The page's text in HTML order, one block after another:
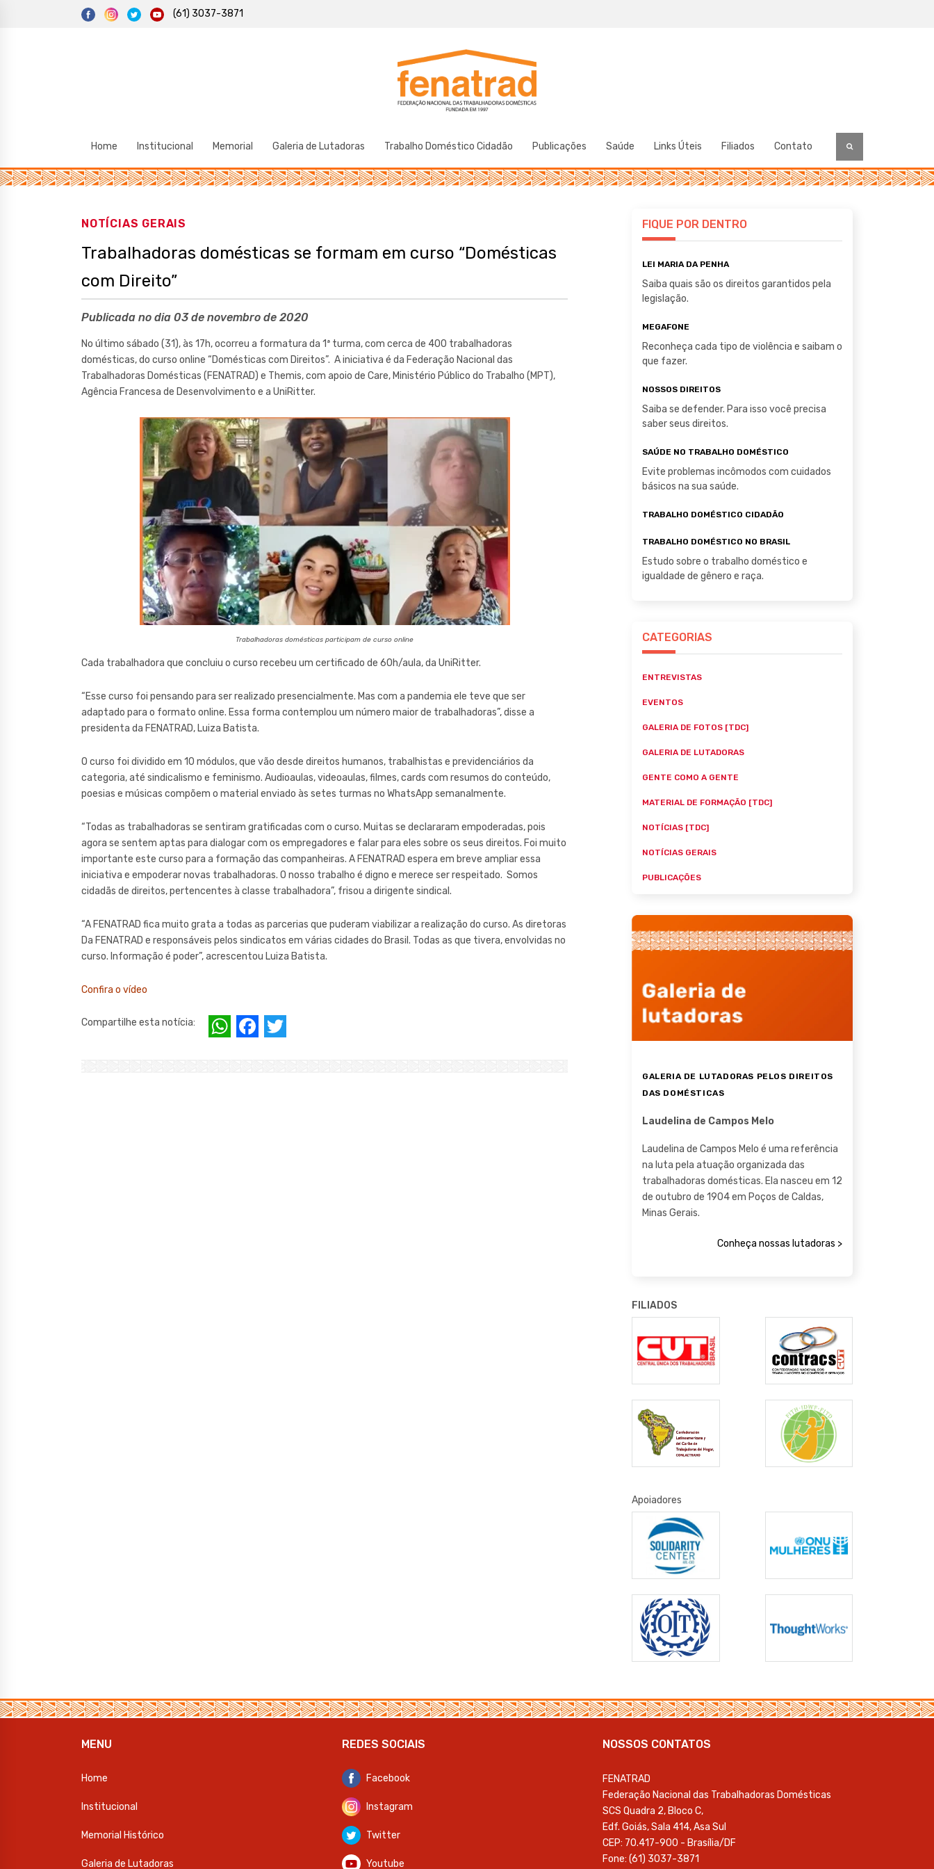
(61) 3037-3871
Fenatrad
Federação Nacional das Trabalhadoras Domésticas
Home Institucional Memorial Galeria de Lutadoras Trabalho Doméstico Cidadão Publicações Saúde Links Úteis Filiados Contato
NOTÍCIAS GERAIS
Trabalhadoras domésticas se formam em curso “Domésticas
com Direito”
Publicada no dia 03 de novembro de 2020
No último sábado (31), às 17h, ocorreu a formatura da 1ª turma, com cerca de 400 trabalhadoras
domésticas, do curso online “Domésticas com Direitos”. A iniciativa é da Federação Nacional das
Trabalhadoras Domésticas (FENATRAD) e Themis, com apoio de Care, Ministério Público do Trabalho (MPT),
Agência Francesa de Desenvolvimento e a UniRitter.
Trabalhadoras domésticas participam de curso online
Cada trabalhadora que concluiu o curso recebeu um certificado de 60h/aula, da UniRitter.
“Esse curso foi pensando para ser realizado presencialmente. Mas com a pandemia ele teve que ser
adaptado para o formato online. Essa forma contemplou um número maior de trabalhadoras”, disse a
presidenta da FENATRAD, Luiza Batista.
O curso foi dividido em 10 módulos, que vão desde direitos humanos, trabalhistas e previdenciários da
categoria, até sindicalismo e feminismo. Audioaulas, videoaulas, filmes, cards com resumos do conteúdo,
poesias e músicas compõem o material enviado às setes turmas no WhatsApp semanalmente.
“Todas as trabalhadoras se sentiram gratificadas com o curso. Muitas se declararam empoderadas, pois
agora se sentem aptas para dialogar com os empregadores e falar para eles sobre os seus direitos. Foi muito
importante este curso para a formação das companheiras. A FENATRAD espera em breve ampliar essa
iniciativa e empoderar novas trabalhadoras. O nosso trabalho é digno e merece ser respeitado. Somos
cidadãs de direitos, pertencentes à classe trabalhadora”, frisou a dirigente sindical.
“A FENATRAD fica muito grata a todas as parcerias que puderam viabilizar a realização do curso. As diretoras
Da FENATRAD e responsáveis pelos sindicatos em várias cidades do Brasil. Todas as que tivera, envolvidas no
curso. Informação é poder”, acrescentou Luiza Batista.
Confira o vídeo
Compartilhe esta notícia:
W
F
FIQUE POR DENTRO
LEI MARIA DA PENHA
Saiba quais são os direitos garantidos pela
legislação.
MEGAFONE
Reconheça cada tipo de violência e saibam o
que fazer.
NOSSOS DIREITOS
Saiba se defender. Para isso você precisa
saber seus direitos.
SAÚDE NO TRABALHO DOMÉSTICO
Evite problemas incômodos com cuidados
básicos na sua saúde.
TRABALHO DOMÉSTICO CIDADÃO
TRABALHO DOMÉSTICO NO BRASIL
Estudo sobre o trabalho doméstico e
igualdade de gênero e raça.
CATEGORIAS
ENTREVISTAS
EVENTOS
GALERIA DE FOTOS [TDC]
GALERIA DE LUTADORAS
GENTE COMO A GENTE
MATERIAL DE FORMAÇÃO [TDC]
NOTÍCIAS [TDC]
NOTÍCIAS GERAIS
PUBLICAÇÕES
GALERIA DE LUTADORAS PELOS DIREITOS
DAS DOMÉSTICAS
Laudelina de Campos Melo
Laudelina de Campos Melo é uma referência
na luta pela atuação organizada das
trabalhadoras domésticas. Ela nasceu em 12
de outubro de 1904 em Poços de Caldas,
Minas Gerais.
Conheça nossas lutadoras >
FILIADOS
Apoiadores
MENU
Home
Institucional
Memorial Histórico
Galeria de Lutadoras
REDES SOCIAIS
Facebook
Instagram
Twitter
Youtube
NOSSOS CONTATOS
FENATRAD
Federação Nacional das Trabalhadoras Domésticas
SCS Quadra 2, Bloco C,
Edf. Goiás, Sala 414, Asa Sul
CEP: 70.417-900 - Brasília/DF
Fone: (61) 3037-3871